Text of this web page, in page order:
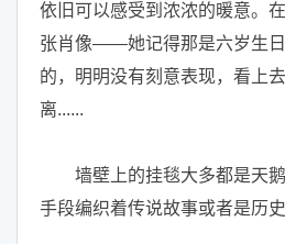
依旧可以感受到浓浓的暖意。
张肖像——她记得那是六岁生
的，明明没有刻意表现，看上
离......
墙壁上的挂毯大多都是天鹅
手段编织着传说故事或者是历史